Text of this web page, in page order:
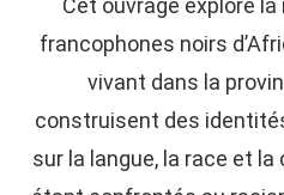
Cet ouvrage explore
francophones noirs
vivant dans la
construisent des
sur la langue, la race et